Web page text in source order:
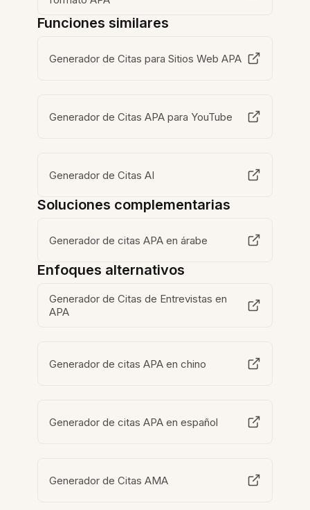
Funciones similares
Generador de Citas para Sitios Web APA
Generador de Citas APA para YouTube
Generador de Citas AI
Soluciones complementarias
Generador de citas APA en árabe
Enfoques alternativos
Generador de Citas de Entrevistas en
APA
Generador de citas APA en chino
Generador de citas APA en español
Generador de Citas AMA